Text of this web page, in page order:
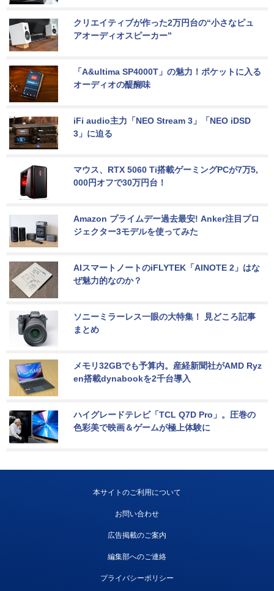
クリエイティブが作った2万円台の“小さなピュ
アオーディオスピーカー”
「A&ultima SP4000T」の魅力！ポケットに入る
オーディオの醍醐味
iFi audio主力「NEO Stream 3」「NEO iDSD
3」に迫る
マウス、RTX 5060 Ti搭載ゲーミングPCが7万5,
000円オフで30万円台！
Amazon プライムデー過去最安! Anker注目プロ
ジェクター3モデルを使ってみた
AIスマートノートのiFLYTEK「AINOTE 2」はな
ぜ魅力的なのか？
ソニーミラーレス一眼の大特集！ 見どころ記事
まとめ
メモリ32GBでも予算内。産経新聞社がAMD Ryz
en搭載dynabookを2千台導入
ハイグレードテレビ「TCL Q7D Pro」。圧巻の
色彩美で映画＆ゲームが極上体験に
本サイトのご利用について
お問い合わせ
広告掲載のご案内
編集部へのご連絡
プライバシーポリシー